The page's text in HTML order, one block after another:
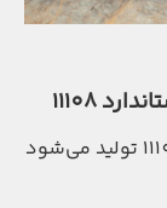
11108
فوم میگلی مطابق با استاندارد ملی ایران 11108 تولید می‌شود